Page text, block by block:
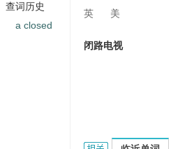
英 美
闭路电视
查词历史
a closed